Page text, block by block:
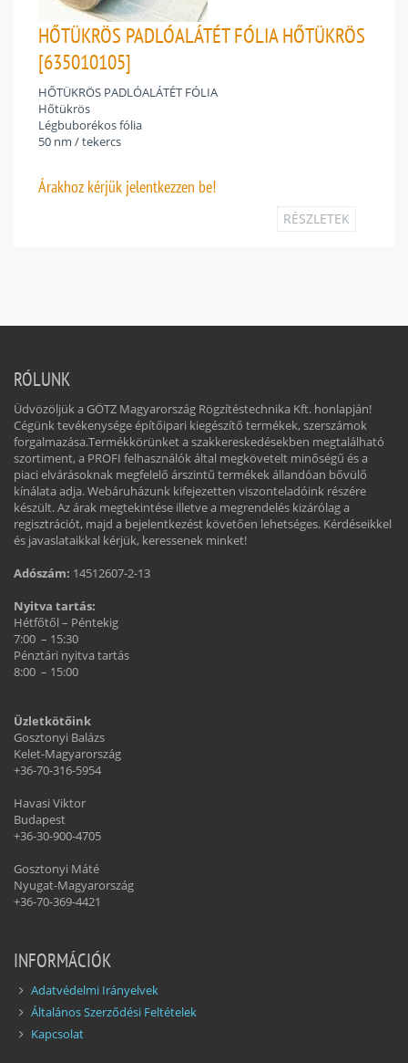
HŐTÜKRÖS PADLÓALÁTÉT FÓLIA HŐTÜKRÖS
[635010105]
HŐTÜKRÖS PADLÓALÁTÉT FÓLIA
Hőtükrös
Légbuborékos fólia
50 nm / tekercs
Árakhoz kérjük jelentkezzen be!
RÉSZLETEK
RÓLUNK
Üdvözöljük a GÖTZ Magyarország Rögzítéstechnika Kft. honlapján!
Cégünk tevékenysége építőipari kiegészítő termékek, szerszámok
forgalmazása.Termékkörünket a szakkereskedésekben megtalálható
szortiment, a PROFI felhasználók által megkövetelt minőségű és a
piaci elvárásoknak megfelelő árszintű termékek állandóan bővülő
kínálata adja. Webáruházunk kifejezetten viszonteladóink részére
készült. Az árak megtekintése illetve a megrendelés kizárólag a
regisztrációt, majd a bejelentkezést követően lehetséges. Kérdéseikkel
és javaslataikkal kérjük, keressenek minket!
Adószám: 14512607-2-13
Nyitva tartás:
Hétfőtől – Péntekig
7:00 – 15:30
Pénztári nyitva tartás
8:00 – 15:00
Üzletkötőink
Gosztonyi Balázs
Kelet-Magyarország
+36-70-316-5954
Havasi Viktor
Budapest
+36-30-900-4705
Gosztonyi Máté
Nyugat-Magyarország
+36-70-369-4421
INFORMÁCIÓK
Adatvédelmi Irányelvek
Általános Szerződési Feltételek
Kapcsolat